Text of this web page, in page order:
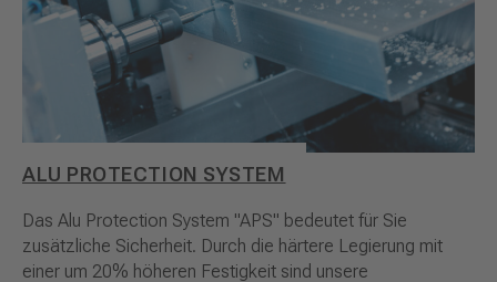
ALU PROTECTION SYSTEM
Das Alu Protection System "APS" bedeutet für Sie
zusätzliche Sicherheit. Durch die härtere Legierung mit
einer um 20% höheren Festigkeit sind unsere